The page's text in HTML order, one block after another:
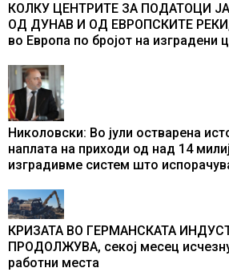
КОЛКУ ЦЕНТРИТЕ ЗА ПОДАТОЦИ ЈА
ОД ДУНАВ И ОД ЕВРОПСКИТЕ РЕКИ,
во Европа по бројот на изградени
Николовски: Во јули остварена
наплата на приходи од над 14
изградивме систем што
КРИЗАТА ВО ГЕРМАНСКАТА
ПРОДОЛЖУВА, секој месец
работни места